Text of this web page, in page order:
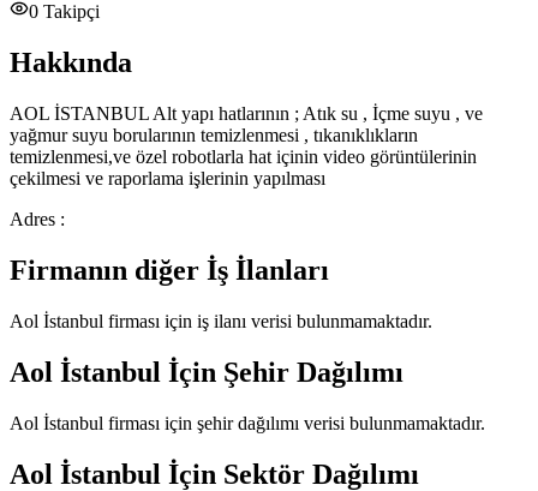
0 Takipçi
Hakkında
AOL İSTANBUL Alt yapı hatlarının ; Atık su , İçme suyu , ve
yağmur suyu borularının temizlenmesi , tıkanıklıkların
temizlenmesi,ve özel robotlarla hat içinin video görüntülerinin
çekilmesi ve raporlama işlerinin yapılması
Adres :
Firmanın diğer İş İlanları
Aol İstanbul firması için iş ilanı verisi bulunmamaktadır.
Aol İstanbul İçin Şehir Dağılımı
Aol İstanbul firması için şehir dağılımı verisi bulunmamaktadır.
Aol İstanbul İçin Sektör Dağılımı